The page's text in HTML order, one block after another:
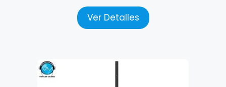
Ver Detalles